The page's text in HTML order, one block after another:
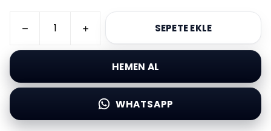
SEPETE EKLE
HEMEN AL
WHATSAPP